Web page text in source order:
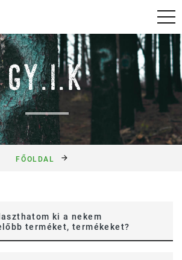
főoldal
GY.I.K
FŐOLDAL
ki a nekem
terméket, termékeket?